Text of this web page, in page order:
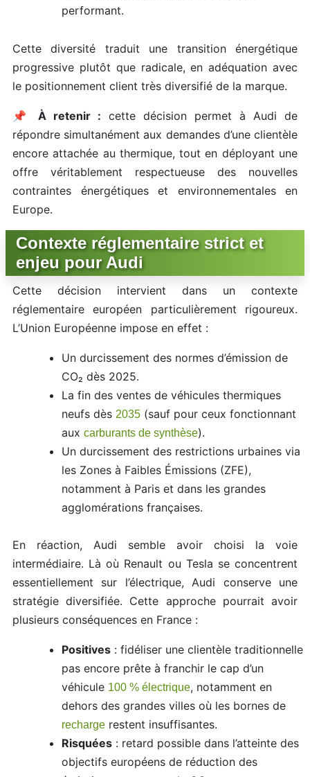
performant.
Cette diversité traduit une transition énergétique
progressive plutôt que radicale, en adéquation avec
le positionnement client très diversifié de la marque.
📌 À retenir : cette décision permet à Audi de
répondre simultanément aux demandes d’une clientèle
encore attachée au thermique, tout en déployant une
offre véritablement respectueuse des nouvelles
contraintes énergétiques et environnementales en
Europe.
Contexte réglementaire strict et
enjeu pour Audi
Cette décision intervient dans un contexte
réglementaire européen particulièrement rigoureux.
L’Union Européenne impose en effet :
Un durcissement des normes d’émission de
CO₂ dès 2025.
La fin des ventes de véhicules thermiques
neufs dès 2035 (sauf pour ceux fonctionnant
auxcarburants de synthèse).
Un durcissement des restrictions urbaines via
les Zones à Faibles Émissions (ZFE),
notamment à Paris et dans les grandes
agglomérations françaises.
En réaction, Audi semble avoir choisi la voie
intermédiaire. Là où Renault ou Tesla se concentrent
essentiellement sur l’électrique, Audi conserve une
stratégie diversifiée. Cette approche pourrait avoir
plusieurs conséquences en France :
Positives : fidéliser une clientèle traditionnelle
pas encore prête à franchir le cap d’un
véhicule 100 % électrique, notamment en
dehors des grandes villes où les bornes de
recharge restent insuffisantes.
Risquées : retard possible dans l’atteinte des
objectifs européens de réduction des